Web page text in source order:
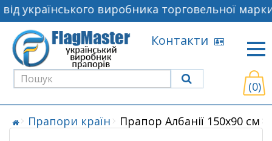
українського виробника торговельної
Контакти
(0)
Прапори країн Прапор Албанії 150х90 см